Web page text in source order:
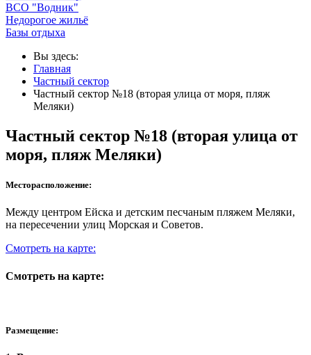
ВСО "Водник"
Недорогое жильё
Базы отдыха
Вы здесь:
Главная
Частный сектор
Частный сектор №18 (вторая улица от моря, пляж
Меляки)
Частный сектор №18 (вторая улица от
моря, пляж Меляки)
Месторасположение:
Между центром Ейска и детским песчаным пляжем Меляки,
на пересечении улиц Морская и Советов.
Смотреть на карте:
Смотреть на карте:
Размещение: